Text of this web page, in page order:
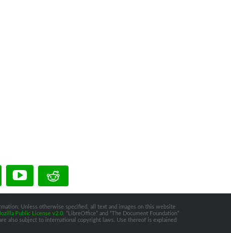
Unless otherwise specified, all text and images on this website
Public License v2.0 . “LibreOffice” and “The Document Foundation”
also subject to international copyright laws. Use thereof is explained